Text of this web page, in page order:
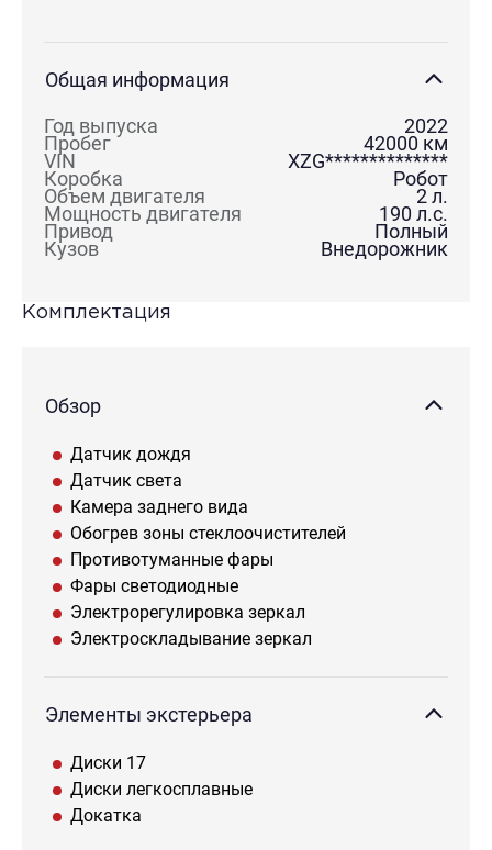
Общая информация
Год выпуска
2022
Пробег 42000 км
VIN XZG**************
Коробка Робот
Объем двигателя 2л.
Мощность двигателя 190 л.с.
Привод Полный
Кузов Внедорожник
Комплектация
Обзор
Датчик дождя
Датчик света
Камера заднего вида
Обогрев зоны стеклоочистителей
Противотуманные фары
Фары светодиодные
Электрорегулировка зеркал
Электроскладывание зеркал
Элементы экстерьера
Диски 17
Диски легкосплавные
Докатка